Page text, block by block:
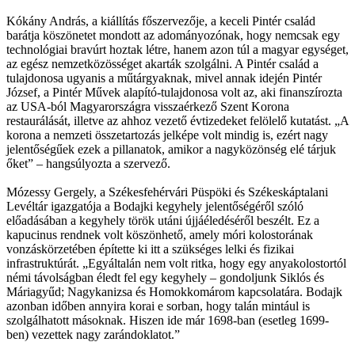
Kókány András, a kiállítás főszervezője, a keceli Pintér család
barátja köszönetet mondott az adományozónak, hogy nemcsak egy
technológiai bravúrt hoztak létre, hanem azon túl a magyar egységet,
az egész nemzetközösséget akarták szolgálni. A Pintér család a
tulajdonosa ugyanis a műtárgyaknak, mivel annak idején Pintér
József, a Pintér Művek alapító-tulajdonosa volt az, aki finanszírozta
az USA-ból Magyarországra visszaérkező Szent Korona
restaurálását, illetve az ahhoz vezető évtizedeket felölelő kutatást. „A
korona a nemzeti összetartozás jelképe volt mindig is, ezért nagy
jelentőségűek ezek a pillanatok, amikor a nagyközönség elé tárjuk
őket” – hangsúlyozta a szervező.
Mózessy Gergely, a Székesfehérvári Püspöki és Székeskáptalani
Levéltár igazgatója a Bodajki kegyhely jelentőségéről szóló
előadásában a kegyhely török utáni újjáéledéséről beszélt. Ez a
kapucinus rendnek volt köszönhető, amely móri kolostorának
vonzáskörzetében építette ki itt a szükséges lelki és fizikai
infrastruktúrát. „Egyáltalán nem volt ritka, hogy egy anyakolostortól
némi távolságban éledt fel egy kegyhely – gondoljunk Siklós és
Máriagyűd; Nagykanizsa és Homokkomárom kapcsolatára. Bodajk
azonban időben annyira korai e sorban, hogy talán mintául is
szolgálhatott másoknak. Hiszen ide már 1698-ban (esetleg 1699-
ben) vezettek nagy zarándoklatot.”